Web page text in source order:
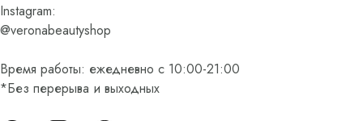
Instagram:
@veronabeautyshop
Время работы: ежедневно с 10:00-21:00
*Без перерыва и выходных